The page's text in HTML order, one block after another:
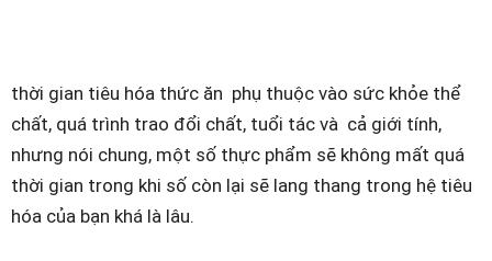
thời gian tiêu hóa thức ăn phụ thuộc vào sức khỏe thể
chất, quá trình trao đổi chất, tuổi tác và cả giới tính,
nhưng nói chung, một số thực phẩm sẽ không mất quá
thời gian trong khi số còn lại sẽ lang thang trong hệ tiêu
hóa của bạn khá là lâu.